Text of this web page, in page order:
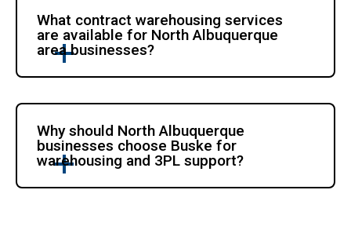
What contract warehousing services
are available for North Albuquerque
area businesses?
Why should North Albuquerque
businesses choose Buske for
warehousing and 3PL support?